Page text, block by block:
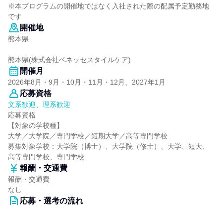
※本プログラムの開催地ではなく入社された際の配属予定勤務地
です
開催地
熊本県
熊本県(株式会社ベネッセスタイルケア)
開催月
2026年8月・9月・10月・11月・12月、2027年1月
応募資格
文系歓迎、理系歓迎
応募資格
【対象の学校種】
大学／大学院／専門学校／短期大学／高等専門学校
募集対象学校：大学院（博士）、大学院（修士）、大学、短大、
高等専門学校、専門学校
報酬・交通費
報酬・交通費
なし
応募・選考の流れ